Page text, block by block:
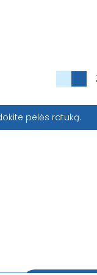
pelės ratuką.